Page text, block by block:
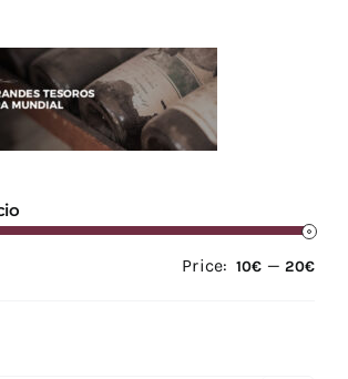
Min
Max
Price: 10€ —20€